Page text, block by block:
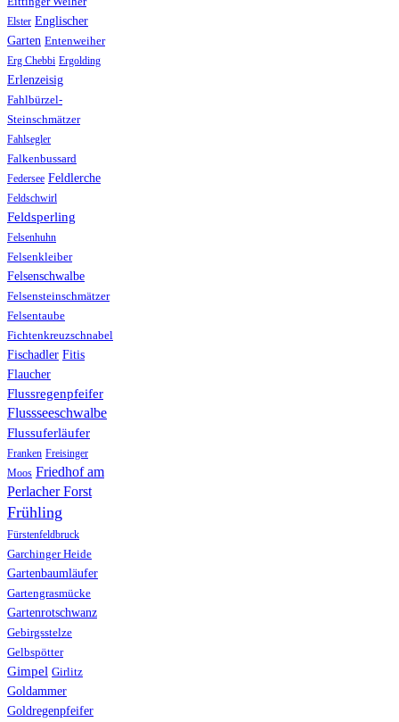
Elster Englischer
Garten Entenweiher
Erg Chebbi Ergolding
Erlenzeisig
Fahlbürzel-
Steinschmätzer
Fahlsegler
Falkenbussard
Federsee Feldlerche
Feldschwirl
Feldsperling
Felsenhuhn
Felsenkleiber
Felsenschwalbe
Felsensteinschmätzer
Felsentaube
Fichtenkreuzschnabel
Fischadler Fitis
Flaucher
Flussregenpfeifer
Flussseeschwalbe
Flussuferläufer
Franken Freisinger
Moos Friedhof am
Perlacher Forst
Frühling
Fürstenfeldbruck
Garchinger Heide
Gartenbaumläufer
Gartengrasmücke
Gartenrotschwanz
Gebirgsstelze
Gelbspötter
Gimpel Girlitz
Goldammer
Goldregenpfeifer